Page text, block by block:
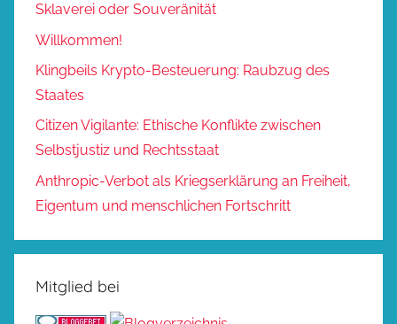
Sklaverei oder Souveränität
Willkommen!
Klingbeils Krypto-Besteuerung: Raubzug des
Staates
Citizen Vigilante: Ethische Konflikte zwischen
Selbstjustiz und Rechtsstaat
Anthropic-Verbot als Kriegserklärung an Freiheit,
Eigentum und menschlichen Fortschritt
Mitglied bei